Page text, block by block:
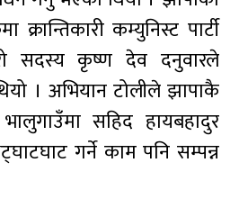
कम्युनिस्ट पार्टी
सदस्य कृष्ण देव दनुवारले
। अभियान टोलीले झापाकै
सहिद हायबहादुर
गर्ने काम पनि सम्पन्न